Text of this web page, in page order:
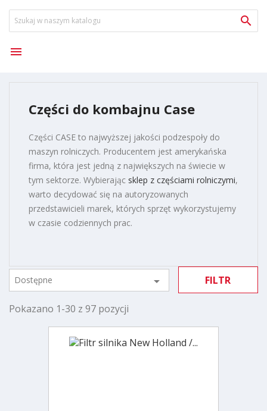


Części do kombajnu Case
Części CASE to najwyższej jakości podzespoły do
maszyn rolniczych. Producentem jest amerykańska
firma, która jest jedną z największych na świecie w
tym sektorze. Wybierając sklep z częściami rolniczymi,
warto decydować się na autoryzowanych
przedstawicieli marek, których sprzęt wykorzystujemy
w czasie codziennych prac.
Dostępne  FILTR
Pokazano 1-30 z 97 pozycji